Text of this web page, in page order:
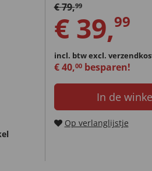
€79,99
€ 39,99
incl. btwexcl.
€40,00besparen!
In de
Op verlanglijstje